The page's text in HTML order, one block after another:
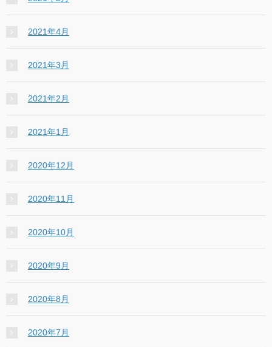
2021年4月
2021年3月
2021年2月
2021年1月
2020年12月
2020年11月
2020年10月
2020年9月
2020年8月
2020年7月